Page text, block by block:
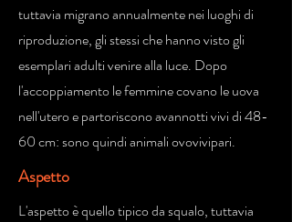
tuttavia migrano annualmente nei luoghi di
riproduzione, gli stessi che hanno visto gli
esemplari adulti venire alla luce. Dopo
l'accoppiamento le femmine covano le uova
nell'utero e partoriscono avannotti vivi di 48-
60 cm: sono quindi animali ovovivipari.
Aspetto
L'aspetto è quello tipico da squalo, tuttavia